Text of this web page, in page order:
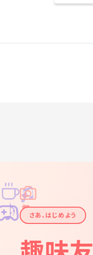
✦
✦
✧
✧
♪
♫
さあ、はじめよう